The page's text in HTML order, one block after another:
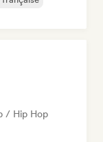
/ Hip Hop